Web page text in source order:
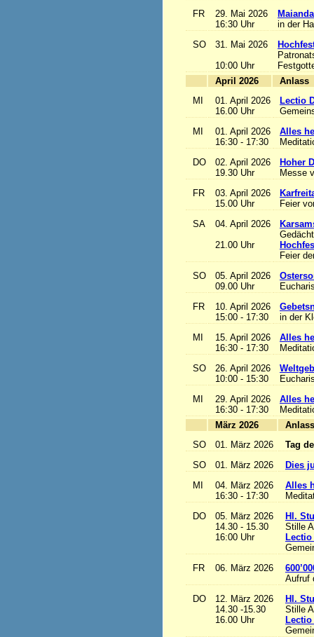
FR
29. Mai 2026
16:30 Uhr
in der
SO
31. Mai 2026
10:00 Uhr
April 2026
MI
01. April 2026
16.00 Uhr
Lectio
MI
01. April 2026
16:30 - 17:30
Alles
DO
02. April 2026
19.30 Uhr
Hoher
Messe
FR
03. April 2026
15.00 Uhr
Feier
SA
04. April 2026
21.00 Uhr
Feier
SO
05. April 2026
09.00 Uhr
FR
10. April 2026
15:00 - 17:30
in der
MI
15. April 2026
16:30 - 17:30
Alles
SO
26. April 2026
10:00 - 15:30
MI
29. April 2026
16:30 - 17:30
Alles
März 2026
SO
01. März 2026
Tag
SO
01. März 2026
Dies
MI
04. März 2026
16:30 - 17:30
Alles
DO
05. März 2026
14.30 - 15.30
16:00 Uhr
Hl.
Stille
FR
06. März 2026
Aufruf
DO
12. März 2026
14.30 -15.30
16.00 Uhr
Hl.
Stille